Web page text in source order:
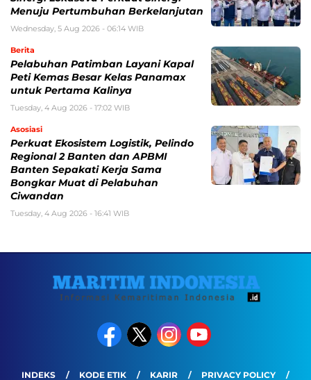
Menuju Pertumbuhan Berkelanjutan
Wednesday, 5 Aug 2026 - 06:14 WIB
Berita
Pelabuhan Patimban Layani Kapal
Peti Kemas Besar Kelas Panamax
untuk Pertama Kalinya
Tuesday, 4 Aug 2026 - 17:02 WIB
Asosiasi
Perkuat Ekosistem Logistik, Pelindo
Regional 2 Banten dan APBMI
Banten Sepakati Kerja Sama
Bongkar Muat di Pelabuhan
Ciwandan
Tuesday, 4 Aug 2026 - 16:41 WIB
INDEKS KODE ETIK KARIR PRIVACY POLICY